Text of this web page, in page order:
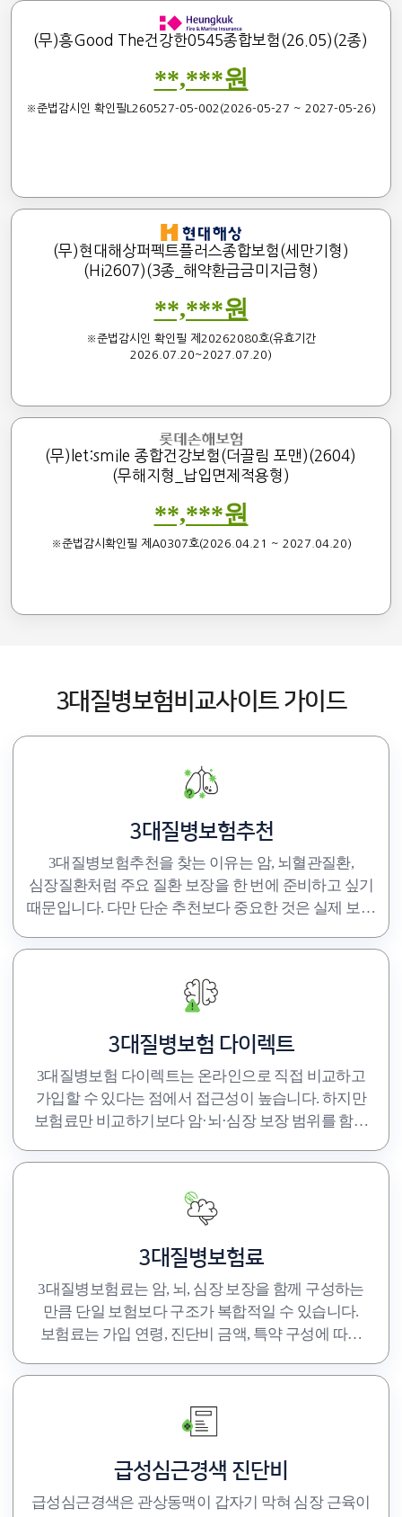
(무)흥Good The건강한0545종합보험(26.05)(2종)
**,***원
※준법감시인 확인필L260527-05-002(2026-05-27 ~ 2027-05-26)
(무)현대해상퍼펙트플러스종합보험(세만기형)
(Hi2607)(3종_해약환급금미지급형)
**,***원
※준법감시인 확인필 제20262080호(유효기간
2026.07.20~2027.07.20)
(무)let:smile 종합건강보험(더끌림 포맨)(2604)
(무해지형_납입면제적용형)
**,***원
※준법감시확인필 제A0307호(2026.04.21 ~ 2027.04.20)
3대질병보험비교사이트 가이드
3대질병보험추천
3대질병보험추천을 찾는 이유는 암, 뇌혈관질환,
심장질환처럼 주요 질환 보장을 한 번에 준비하고 싶기
때문입니다. 다만 단순 추천보다 중요한 것은 실제 보장
보장 범위와 진단비 구성은 달라질 수 있으므로, 암·뇌·
심장 각각 어떤 범위까지 포함되는지 확인하는 것이
중요합니다.
3대질병보험 다이렉트
3대질병보험 다이렉트는 온라인으로 직접 비교하고
가입할 수 있다는 점에서 접근성이 높습니다. 하지만
보험료만 비교하기보다 암·뇌·심장 보장 범위를 함께
3대질병보험료
3대질병보험료는 암, 뇌, 심장 보장을 함께 구성하는
만큼 단일 보험보다 구조가 복합적일 수 있습니다.
보험료는 가입 연령, 진단비 금액, 특약 구성에 따라
중요합니다.
급성심근경색 진단비
급성심근경색은 관상동맥이 갑자기 막혀 심장 근육이